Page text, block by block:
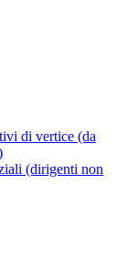
di vertice (da
(dirigenti non